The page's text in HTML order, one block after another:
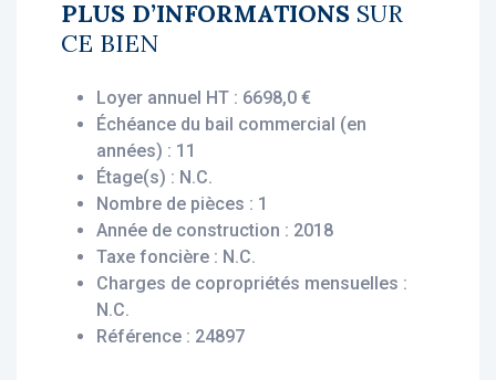
Vous bénéficiez du statut fiscal LMNP
d’impôt sur vos revenus locatifs. Le bien est
exploité par un gestionnaire professionnel
DomusVi, engagé par un bail commercial,
vous assurant le versement des loyers dès
l’acquisition, que le logement soit loué ou
Description du bien :
Situé au rez-de-chaussée, ce lot offre un
agencement fonctionnel et optimisé : une
PLUS D’INFORMATIONS SUR
CE BIEN
Loyer annuel HT : 6698,0 €
Échéance du bail commercial (en
années) : 11
Étage(s) : N.C.
Nombre de pièces : 1
Année de construction : 2018
Taxe foncière : N.C.
Charges de copropriétés mensuelles :
N.C.
Référence : 24897